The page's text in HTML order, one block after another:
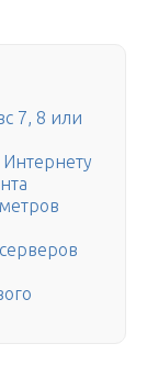
7, 8 или